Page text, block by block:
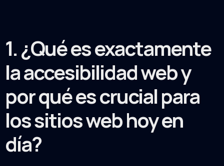
1. ¿Qué es exactamente
la accesibilidad web y
por qué es crucial para
los sitios web hoy en
día?